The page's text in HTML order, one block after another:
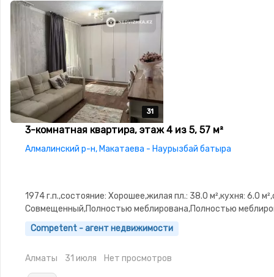
31
31
31
31
31
3-комнатная квартира, этаж 4 из 5, 57 м²
Алмалинский р-н, Макатаева - Наурызбай батыра
1974 г.п.,состояние: Хорошее,жилая пл.: 38.0 м²,кухня: 6.0
Совмещенный,Полностью меблирована,Полностью
Рядом охраняемая стоянка,Домофон,Встроенная
двор,Кондиционер
Competent - агент недвижимости
Алматы 31 июля Нет просмотров